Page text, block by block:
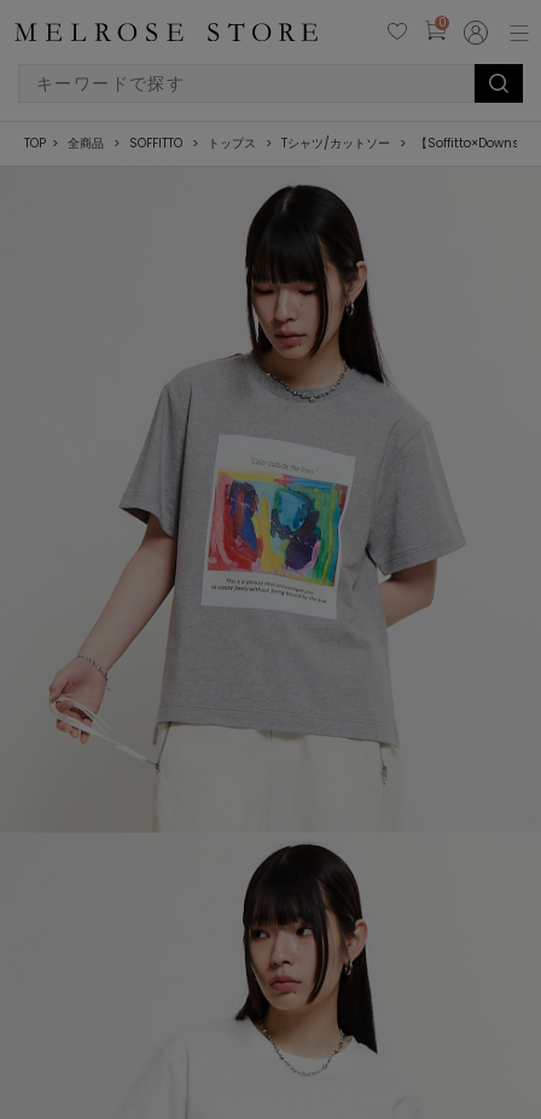
0
TOP 全商品 SOFFITTO トップス Tシャツ/カットソー 【Soffitto×Downs